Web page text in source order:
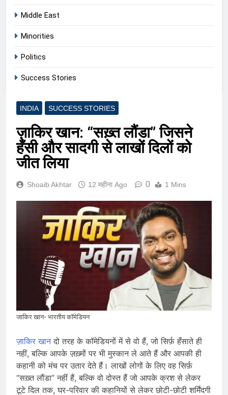
INDIA SUCCESS STORIES
ज़ाकिर खान: “सख़्त लौंडा” जिसने
हँसी और सादगी से लाखों दिलों को
जीत लिया
Shoaib Akhtar 12 महीना Ago 0 1 Mins
जाकिर खान- भारतीय कॉमेडियन
ज़ाकिर खानदो तरह के कॉमेडियनों में से वो हैं, जो सिर्फ़ हँसाते ही
नहीं, बल्कि आपके ज़ख़्मों पर भी मुस्कान ले आते हैं और आपकी ही
कहानी को मंच पर उतार देते हैं। लाखों लोगों के लिए वह सिर्फ़
“सख़्त लौंडा” नहीं हैं, बल्कि वो दोस्त हैं जो आपके क्रश से लेकर
टूटे दिल तक, घर-परिवार की कहानियों से लेकर छोटी-छोटी शर्मिंदगी
Middle East
Minorities
Politics
Success Stories